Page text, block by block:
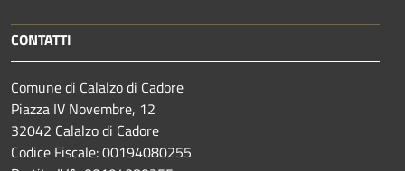
CONTATTI
Comune di Calalzo di Cadore
Piazza IV Novembre, 12
32042 Calalzo di Cadore
Codice Fiscale: 00194080255